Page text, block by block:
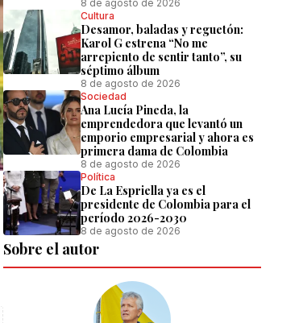
8 de agosto de 2026
Cultura
Desamor, baladas y reguetón:
Karol G estrena “No me
arrepiento de sentir tanto”, su
séptimo álbum
8 de agosto de 2026
Sociedad
Ana Lucía Pineda, la
emprendedora que levantó un
emporio empresarial y ahora es
primera dama de Colombia
8 de agosto de 2026
Política
De La Espriella ya es el
presidente de Colombia para el
período 2026-2030
8 de agosto de 2026
Sobre el autor